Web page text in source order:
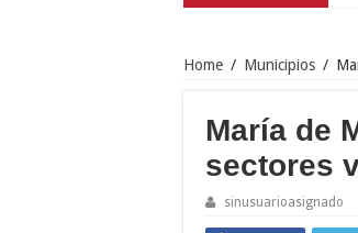
Home / Municipios /
María de
sectores
sinusuarioasignado